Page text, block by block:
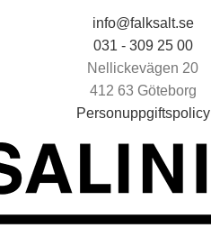
info@falksalt.se
031 - 309 25 00
Nellickevägen 20
412 63 Göteborg
Personuppgiftspolicy